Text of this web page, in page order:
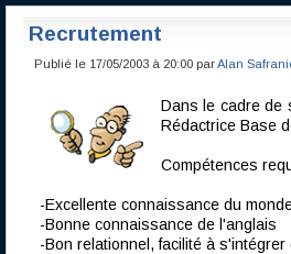
Recrutement
Publié le 17/05/2003 à 20:00 parAlan
Dans le cadre de
Rédactrice Base
Compétences
-Excellente connaissance du
-Bonne connaissance de l'anglais
-Bon relationnel, facilité à